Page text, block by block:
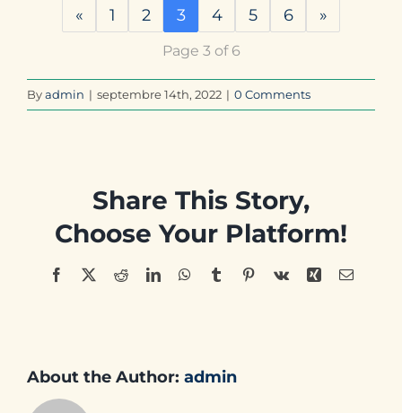
« 1 2 3 4 5 6 »
Page 3 of 6
Byadmin | septembre 14th, 2022 | 0 Comments
Share This Story,
Choose Your Platform!
Facebook
X RedditLinkedInWhatsApp
TumblrPinterest
Vk Xing Email
About the Author: admin